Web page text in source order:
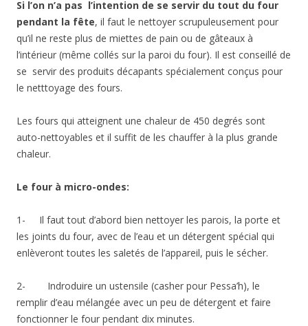
Si l’on n’a pas l’intention de se servir du tout du four
pendant la fête, il faut le nettoyer scrupuleusement pour
qu’il ne reste plus de miettes de pain ou de gâteaux à
l’intérieur (même collés sur la paroi du four). Il est conseillé de
se servir des produits décapants spécialement conçus pour
le netttoyage des fours.
Les fours qui atteignent une chaleur de 450 degrés sont
auto-nettoyables et il suffit de les chauffer à la plus grande
chaleur.
Le four à micro-ondes:
1- Il faut tout d’abord bien nettoyer les parois, la porte et
les joints du four, avec de l’eau et un détergent spécial qui
enlèveront toutes les saletés de l’appareil, puis le sécher.
2- Indroduire un ustensile (casher pour Pessa’h), le
remplir d’eau mélangée avec un peu de détergent et faire
fonctionner le four pendant dix minutes.